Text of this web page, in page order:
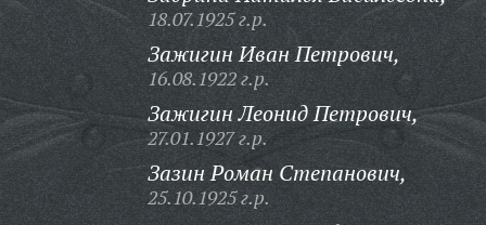
18.07.1925 г.р.
Зажигин Иван Петрович,
16.08.1922 г.р.
Зажигин Леонид Петрович,
27.01.1927 г.р.
Зазин Роман Степанович,
25.10.1925 г.р.